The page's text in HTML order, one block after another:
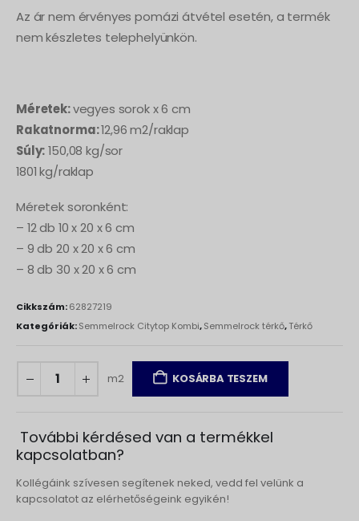
Az ár nem érvényes pomázi átvétel esetén, a termék
nem készletes telephelyünkön.
Méretek:vegyes sorok x 6 cm
Rakatnorma:12,96 m2/raklap
Súly:150,08 kg/sor
1801 kg/raklap
Méretek soronként:
– 12 db 10 x 20 x 6 cm
– 9 db 20 x 20 x 6 cm
– 8 db 30 x 20 x 6 cm
Cikkszám:62827219
Kategóriák:Semmelrock Citytop Kombi,Semmelrock térkő,Térkő
m2 KOSÁRBA TESZEM
További kérdésed van a termékkel
kapcsolatban?
Kollégáink szívesen segítenek neked, vedd fel velünk a
kapcsolatot az elérhetőségeink egyikén!